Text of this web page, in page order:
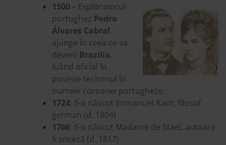
1500 – Exploratorul
portughez Pedro
Álvares Cabral
ajunge în ceea ce va
deveni Brazilia,
luând oficial în
posesie teritoriul în
numele coroanei portugheze.
1724: S-a născut Immanuel Kant, filosof
german (d. 1804)
1766: S-a născut Madame de Staël, autoare
franceză (d. 1817)